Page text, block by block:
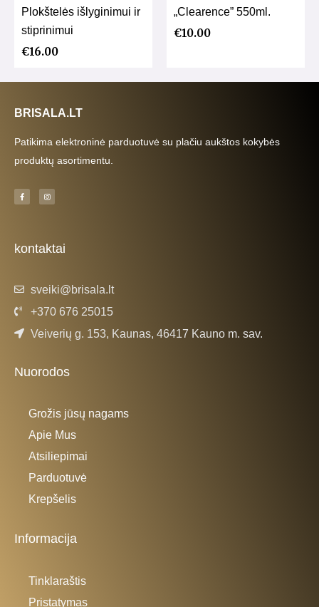
Plokštelės išlyginimui ir
stiprinimui
€16.00
„Clearence” 550ml.
€10.00
BRISALA.LT
Patikima elektroninė parduotuvė su plačiu aukštos kokybės
produktų asortimentu.
F
a
c
-
f
I
n
s
m
kontaktai
sveiki@brisala.lt
+370 676 25015
Veiverių g. 153, Kaunas, 46417 Kauno m. sav.
Nuorodos
Grožis jūsų nagams
Apie Mus
Atsiliepimai
Parduotuvė
Krepšelis
Informacija
Tinklaraštis
Pristatymas